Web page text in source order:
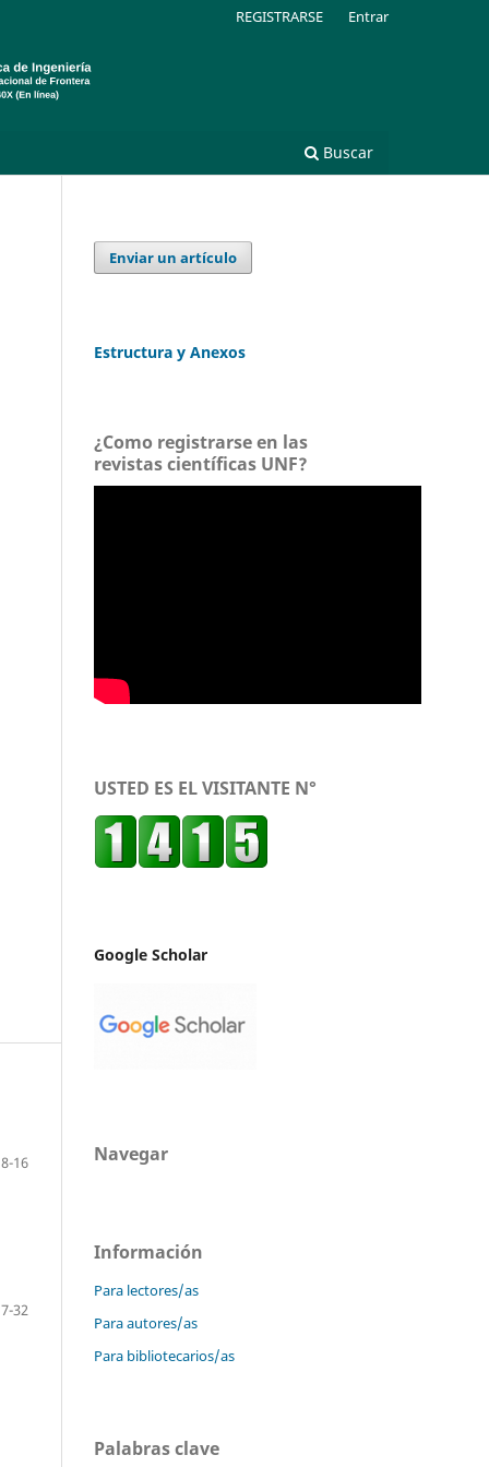
Buscar
REGISTRARSE Entrar
8-16
32
Enviar un artículo
Estructura y Anexos
¿Como registrarse en las
revistas científicas UNF?
USTED ES EL VISITANTE N°
Google Scholar
Navegar
Información
Para lectores/as
Para autores/as
Para bibliotecarios/as
Palabras clave